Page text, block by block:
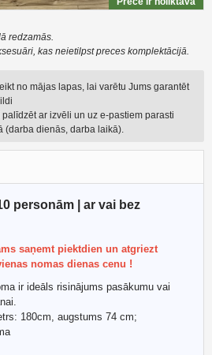
redzamās.
kas neietilpst preces komplektācijā.
no mājas lapas, lai varētu Jums garantēt
ar izvēli un uz e-pastiem parasti
(darba dienās, darba laikā).
personām | ar vai bez
saņemt piektdien un atgriezt
nomas dienas cenu !
ir ideāls risinājums pasākumu vai
180cm, augstums 74 cm;